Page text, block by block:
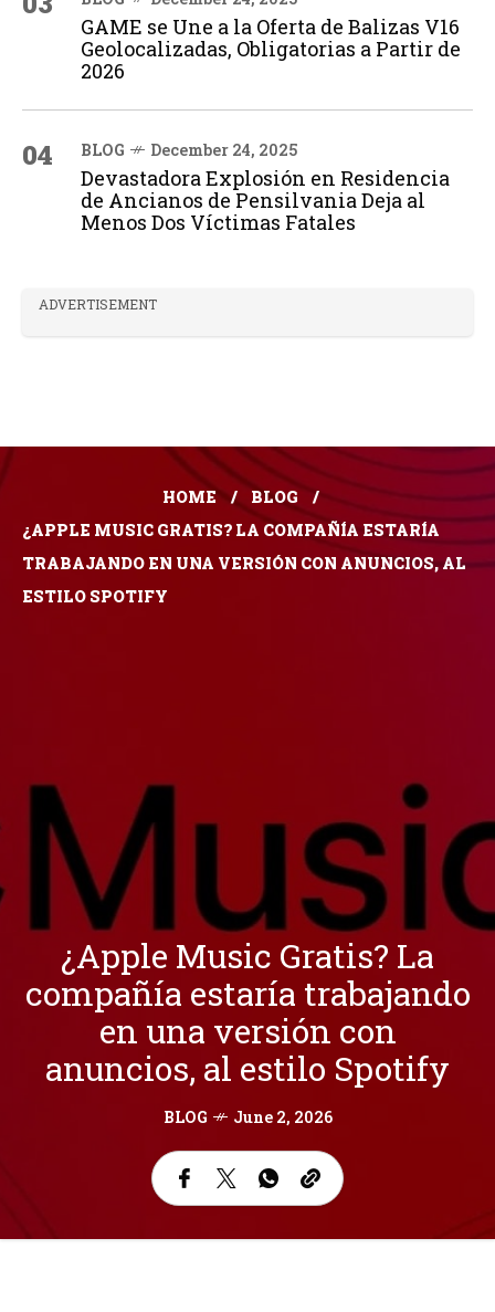
GAME se Une a la Oferta de Balizas V16
Geolocalizadas, Obligatorias a Partir de
2026
04 BLOG December 24, 2025
Devastadora Explosión en Residencia
de Ancianos de Pensilvania Deja al
Menos Dos Víctimas Fatales
ADVERTISEMENT
HOME
BLOG
¿APPLE MUSIC GRATIS? LA COMPAÑÍA ESTARÍA
TRABAJANDO EN UNA VERSIÓN CON ANUNCIOS, AL
ESTILO SPOTIFY
¿Apple Music Gratis? La
compañía estaría trabajando
en una versión con
anuncios, al estilo Spotify
BLOG June 2, 2026